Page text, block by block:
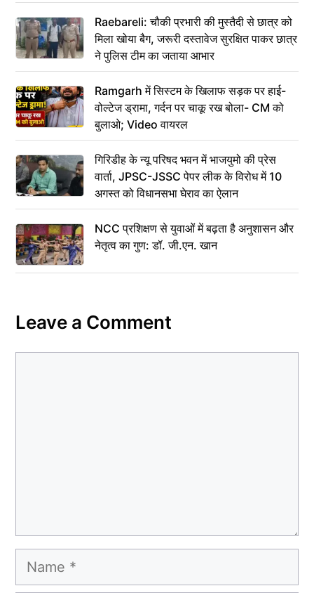
Raebareli: चौकी प्रभारी की मुस्तैदी से छात्र को
मिला खोया बैग, जरूरी दस्तावेज सुरक्षित पाकर छात्र
ने पुलिस टीम का जताया आभार
Ramgarh में सिस्टम के खिलाफ सड़क पर हाई-
वोल्टेज ड्रामा, गर्दन पर चाकू रख बोला- CM को
बुलाओ; Video वायरल
गिरिडीह के न्यू परिषद भवन में भाजयुमो की प्रेस
वार्ता, JPSC-JSSC पेपर लीक के विरोध में 10
अगस्त को विधानसभा घेराव का ऐलान
NCC प्रशिक्षण से युवाओं में बढ़ता है अनुशासन और
नेतृत्व का गुण: डॉ. जी.एन. खान
Leave a Comment
Name